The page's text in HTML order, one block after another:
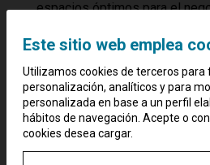
espacios óptimos para el
mercado cada vez más
Toda la entrevista aquí:
https://vimeo.com/manage/
Este sitio web emplea
Utilizamos cookies de terceros para
personalización, analíticos y para
personalizada en base a un perfil
hábitos de navegación. Acepte o
cookies desea cargar.